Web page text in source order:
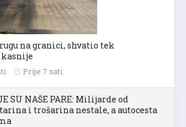
na granici, shvatio tek
Prije 7 sati
SU NAŠE PARE: Milijarde od
i trošarina nestale, a autocesta